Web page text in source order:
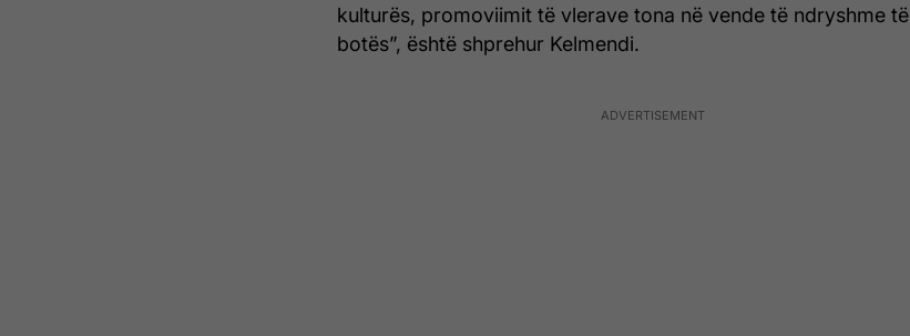
kulturës, promoviimit të vlerave tona në vende të ndryshme të
botës”, është shprehur Kelmendi.